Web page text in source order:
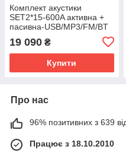
Комплект акустики
SET2*15-600A активна +
пасивна-USB/MP3/FM/BT
19 090 ₴
Купити
Про нас
96% позитивних з 639
Працює з 18.10.2010